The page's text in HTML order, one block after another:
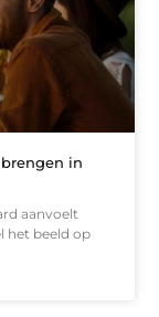
in
aanvoelt
het beeld op